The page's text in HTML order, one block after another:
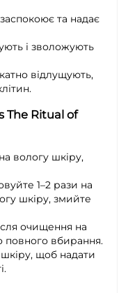
та надає
і зволожують
відлущують,
The Ritual of
вологу шкіру,
1–2 рази на
шкіру, змийте
очищення на
повного вбирання.
шкіру, щоб надати